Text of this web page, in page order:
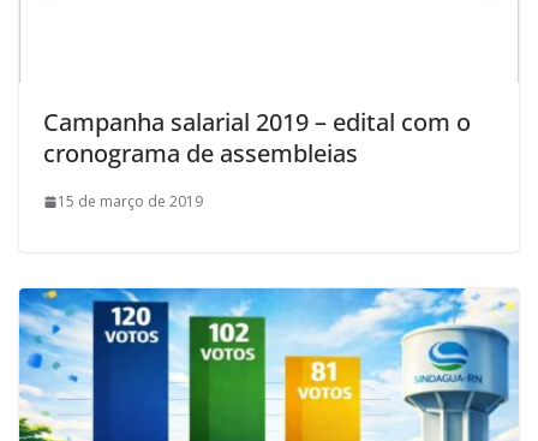
Campanha salarial 2019 – edital com o
cronograma de assembleias
15 de março de 2019